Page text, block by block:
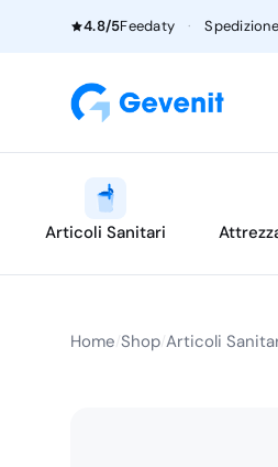
4.8/5Feedaty ·
Articoli Sanitari
Home Shop Articoli